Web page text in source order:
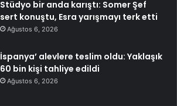
Stüdyo bir anda karıştı: Somer Şef
sert konuştu, Esra yarışmayı terk etti
Ağustos 6, 2026
İspanya’ alevlere teslim oldu: Yaklaşık
60 bin kişi tahliye edildi
Ağustos 6, 2026